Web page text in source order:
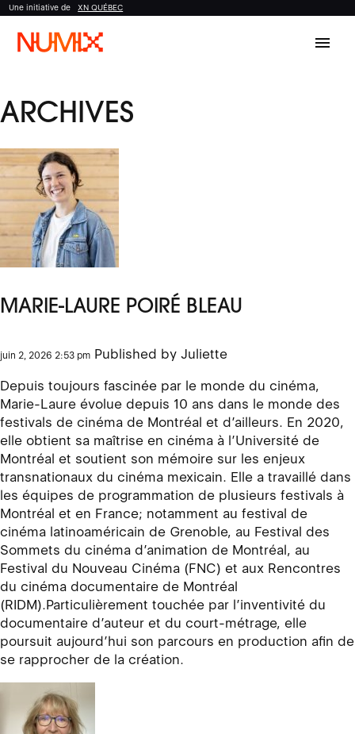
Une initiative de XN QUÉBEC
menu
ARCHIVES
MARIE-LAURE POIRÉ BLEAU
juin 2, 2026 2:53 pm Published by Juliette
Depuis toujours fascinée par le monde du cinéma,
Marie-Laure évolue depuis 10 ans dans le monde des
festivals de cinéma de Montréal et d’ailleurs. En 2020,
elle obtient sa maîtrise en cinéma à l’Université de
Montréal et soutient son mémoire sur les enjeux
transnationaux du cinéma mexicain. Elle a travaillé dans
les équipes de programmation de plusieurs festivals à
Montréal et en France; notamment au festival de
cinéma latinoaméricain de Grenoble, au Festival des
Sommets du cinéma d’animation de Montréal, au
Festival du Nouveau Cinéma (FNC) et aux Rencontres
du cinéma documentaire de Montréal
(RIDM).Particulièrement touchée par l’inventivité du
documentaire d’auteur et du court-métrage, elle
poursuit aujourd’hui son parcours en production afin de
se rapprocher de la création.